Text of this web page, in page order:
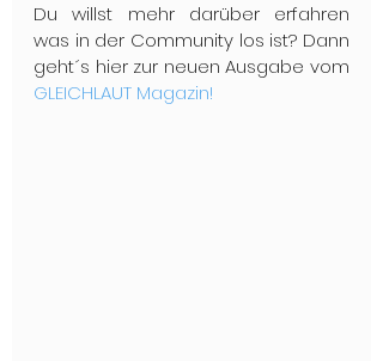
Du willst mehr darüber erfahren
was in der Community los ist? Dann
GLEICHLAUT Magazin!